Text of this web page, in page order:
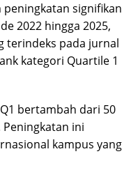
signifikan
2022 hingga 2025,
terindeks pada jurnal
kategori Quartile 1
bertambah dari 50
ini
kampus yang